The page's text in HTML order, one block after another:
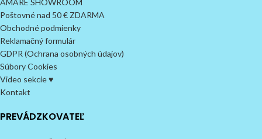
AMARE SHOWROOM
Poštovné nad 50 € ZDARMA
Obchodné podmienky
Reklamačný formulár
GDPR (Ochrana osobných údajov)
Súbory Cookies
Video sekcie ♥
Kontakt
PREVÁDZKOVATEĽ